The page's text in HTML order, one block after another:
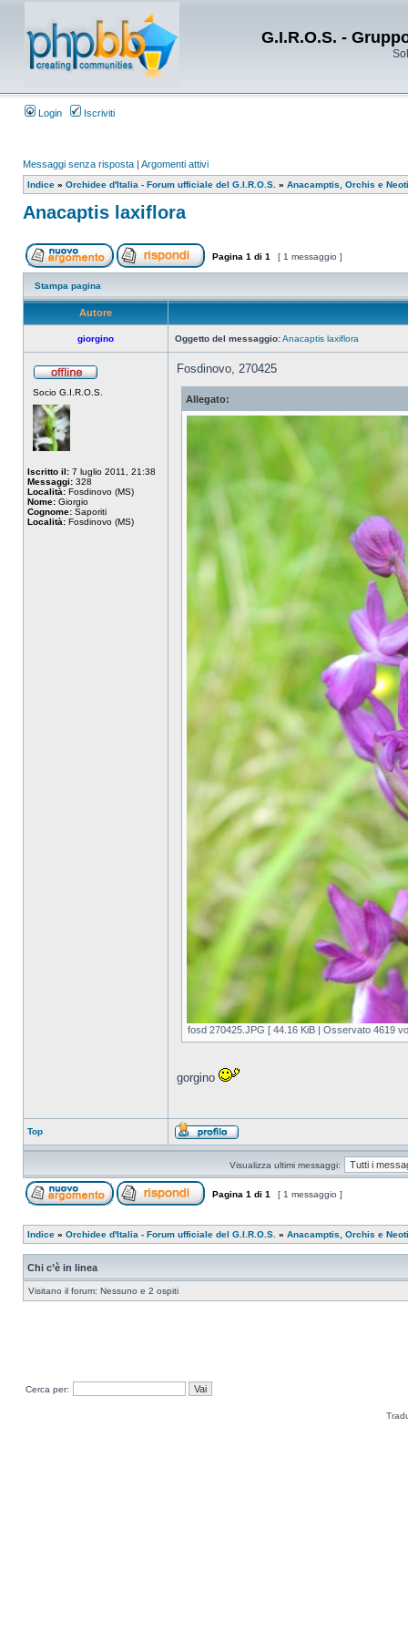
G.I.R.O.S. -
Login Iscriviti
Messaggi senza risposta | Argomenti attivi
Indice » Orchidee d'Italia - Forum ufficiale del G.I.R.O.S. » Anacamptis, Orchis e
Anacaptis laxiflora
Pagina 1 di 1 [ 1 messaggio ]
Stampa pagina
Autore
giorgino Oggetto del messaggio:Anacaptis laxiflora
Socio G.I.R.O.S.
Iscritto il: 7 luglio 2011, 21:38
Messaggi: 328
Località: Fosdinovo (MS)
Nome: Giorgio
Cognome: Saporiti
Località: Fosdinovo (MS)
Fosdinovo, 270425
Allegato:
fosd 270425.JPG [ 44.16 KiB | Osservato 4619
gorgino
Top
Visualizza ultimi messaggi:
Pagina 1 di 1 [ 1 messaggio ]
Indice » Orchidee d'Italia - Forum ufficiale del G.I.R.O.S. » Anacamptis, Orchis e
Chi c’è in linea
Visitano il forum: Nessuno e 2 ospiti
Cerca per: